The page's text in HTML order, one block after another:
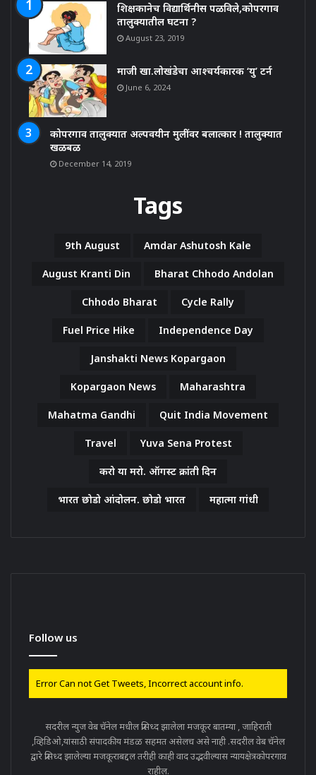
शिक्षकानेच विद्यार्थिनीस पळविले,कोपरगाव
तालुक्यातील घटना ?
August 23, 2019
माजी खा.लोखंडेचा आश्चर्यकारक ‘यु’ टर्न
June 6, 2024
कोपरगाव तालुक्यात अल्पवयीन मुलींवर बलात्कार ! तालुक्यात
खळबळ
December 14, 2019
Tags
9th August Amdar Ashutosh Kale
August Kranti Din Bharat Chhodo Andolan
Chhodo Bharat Cycle Rally
Fuel Price Hike Independence Day
Janshakti News Kopargaon
Kopargaon News Maharashtra
Mahatma Gandhi Quit India Movement
Travel Yuva Sena Protest
करो या मरो. ऑगस्ट क्रांती दिन
भारत छोडो आंदोलन. छोडो भारत महात्मा गांधी
Follow us
Error Can not Get Tweets, Incorrect account info.
सदरील न्युज वेब चॅनेल मधील प्रसिध्द झालेला मजकूर बातम्या , जाहिराती
,व्हिडिओ,यांसाठी संपादकीय मंडळ सहमत असेलच असे नाही .सदरील वेब चॅनेल
द्वारे प्रसिध्द झालेल्या मजकूराबद्दल तरीही काही वाद उद्भवील्यास न्यायक्षेत्रकोपरगाव
राहील.